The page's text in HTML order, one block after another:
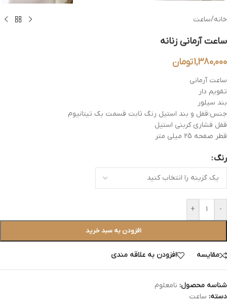
خانه/ساعت
ساعت آرمانی زنانه
1,380,000تومان
ساعت آرمانی
تقویم دار
بند سیلور
جنس:قفل و بند استیل رنگ ثابت قسمت بک تیتانیوم
قفل فشاری کربنی استیل
قطر صفحه 25 میلی متر
رنگ
-
+
افزودن به سبد خرید
مقایسه افزودن به علاقه مندی
شناسه محصول: نامعلوم
دسته: ساعت